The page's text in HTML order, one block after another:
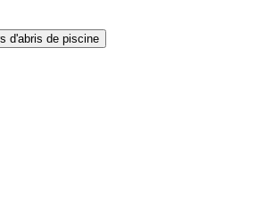
d'abris de piscine